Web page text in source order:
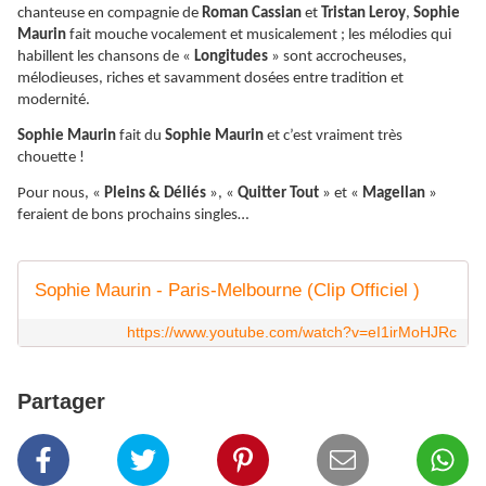
chanteuse en compagnie de Roman Cassian et Tristan Leroy, Sophie
Maurin fait mouche vocalement et musicalement ; les mélodies qui
habillent les chansons de « Longitudes » sont accrocheuses,
mélodieuses, riches et savamment dosées entre tradition et
modernité.
Sophie Maurin fait du Sophie Maurin et c’est vraiment très
chouette !
Pour nous, « Pleins & Déliés », « Quitter Tout » et « Magellan »
feraient de bons prochains singles…
Sophie Maurin - Paris-Melbourne (Clip Officiel )
https://www.youtube.com/watch?v=eI1irMoHJRc
Partager